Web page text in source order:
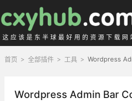
这应该是东半球最好用的资源下载
首页 > 全部插件 > 工具 > Wordpress
Wordpress Admin Bar